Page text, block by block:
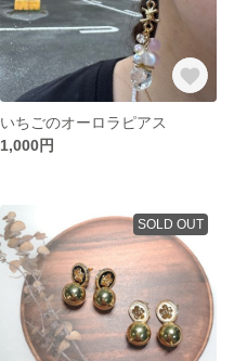
いちごのオーロラピアス
1,000円
SOLD OUT